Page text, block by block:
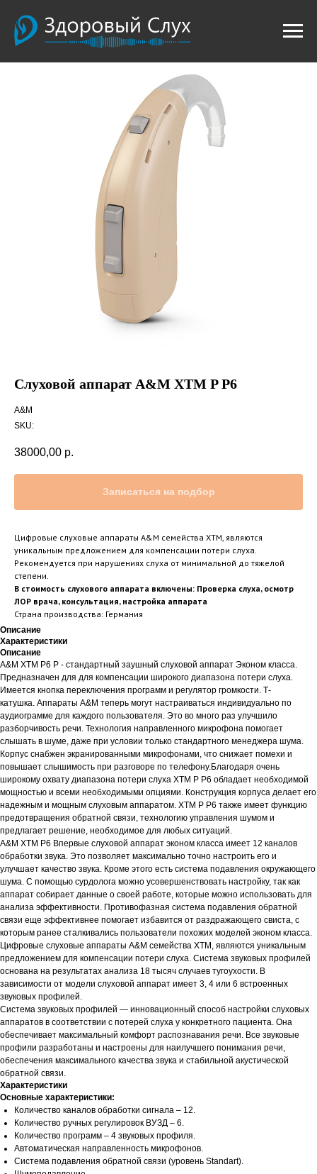
Слуховой аппарат A&M XTM P P6
A&M
SKU:
38000,00 р.
Записаться на подбор
Цифровые слуховые аппараты A&M семейства XTM, являются
уникальным предложением для компенсации потери слуха.
Рекомендуется при нарушениях слуха от минимальной до тяжелой
степени.
В стоимость слухового аппарата включены: Проверка слуха, осмотр
ЛОР врача, консультация, настройка аппарата
Страна производства: Германия
Описание
Характеристики
Описание
A&M XTM P6 P - стандартный заушный слуховой аппарат Эконом класса.
Предназначен для для компенсации широкого диапазона потери слуха.
Имеется кнопка переключения программ и регулятор громкости. Т-
катушка. Аппараты A&M теперь могут настраиваться индивидуально по
аудиограмме для каждого пользователя. Это во много раз улучшило
разборчивость речи. Технология направленного микрофона помогает
слышать в шуме, даже при условии только стандартного менеджера шума.
Корпус снабжен экранированными микрофонами, что снижает помехи и
повышает слышимость при разговоре по телефону.Благодаря очень
широкому охвату диапазона потери слуха XTM P P6 обладает необходимой
мощностью и всеми необходимыми опциями. Конструкция корпуса делает его
надежным и мощным слуховым аппаратом. XTM P P6 также имеет функцию
предотвращения обратной связи, технологию управления шумом и
предлагает решение, необходимое для любых ситуаций.
A&M XTM P6 Впервые слуховой аппарат эконом класса имеет 12 каналов
обработки звука. Это позволяет максимально точно настроить его и
улучшает качество звука. Кроме этого есть система подавления окружающего
шума. С помощью сурдолога можно усовершенствовать настройку, так как
аппарат собирает данные о своей работе, которые можно использовать для
анализа эффективности. Противофазная система подавления обратной
связи еще эффективнее помогает избавится от раздражающего свиста, с
которым ранее сталкивались пользователи похожих моделей эконом класса.
Цифровые слуховые аппараты A&M семейства XTM, являются уникальным
предложением для компенсации потери слуха. Система звуковых профилей
основана на результатах анализа 18 тысяч случаев тугоухости. В
зависимости от модели слуховой аппарат имеет 3, 4 или 6 встроенных
звуковых профилей.
Система звуковых профилей — инновационный способ настройки слуховых
аппаратов в соответствии с потерей слуха у конкретного пациента. Она
обеспечивает максимальный комфорт распознавания речи. Все звуковые
профили разработаны и настроены для наилучшего понимания речи,
обеспечения максимального качества звука и стабильной акустической
обратной связи.
Характеристики
Основные характеристики:
Количество каналов обработки сигнала – 12.
Количество ручных регулировок ВУЗД – 6.
Количество программ – 4 звуковых профиля.
Автоматическая направленность микрофонов.
Система подавления обратной связи (уровень Standart).